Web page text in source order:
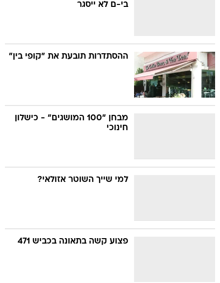
בי-ם לא ייסגר
ההסתדרות תובעת את "קופי בין"
מבחן "100 המושגים" - כישלון
חינוכי
למי שייך השוטר אזולאי?
פצוע קשה בתאונה בכביש 471